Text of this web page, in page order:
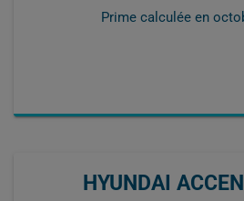
Prime calculée en
HYUNDAI